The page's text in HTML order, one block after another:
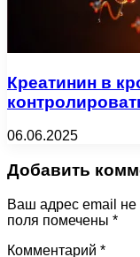
Креатинин в
06.06.2025
Добавить
Ваш адрес email не
поля помечены *
Комментарий *